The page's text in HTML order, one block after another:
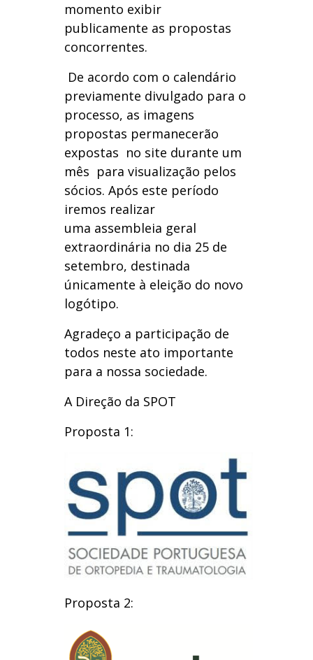
momento exibir
publicamente as propostas
concorrentes.
De acordo com o calendário
previamente divulgado para o
processo, as imagens
propostas permanecerão
expostas no site durante um
mês para visualização pelos
sócios. Após este período
iremos realizar
uma assembleia geral
extraordinária no dia 25 de
setembro, destinada
únicamente à eleição do novo
logótipo.
Agradeço a participação de
todos neste ato importante
para a nossa sociedade.
A Direção da SPOT
Proposta 1:
Proposta 2: